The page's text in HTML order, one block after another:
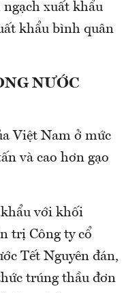
xuất khẩu
khẩu bình quân
NƯỚC
Việt Nam ở mức
và cao hơn gạo
với khối
trị Công ty cổ
Tết Nguyên đán,
trúng thầu đơn